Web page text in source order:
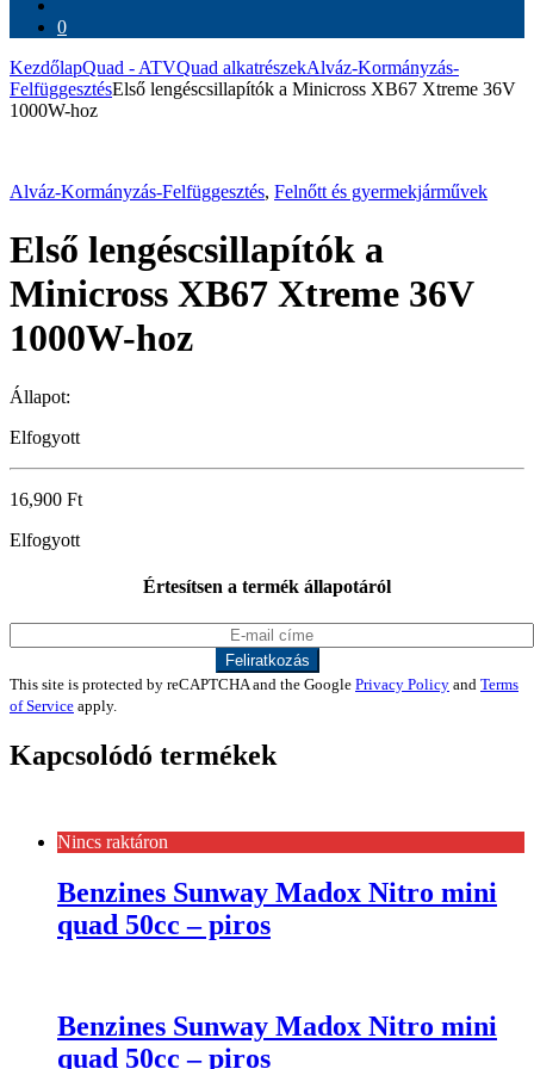
következőre:
0
KezdőlapQuad - ATVQuad alkatrészekAlváz-Kormányzás-
FelfüggesztésElső lengéscsillapítók a Minicross XB67 Xtreme 36V
1000W-hoz
Alváz-Kormányzás-Felfüggesztés, Felnőtt és gyermekjárművek
Első lengéscsillapítók a
Minicross XB67 Xtreme 36V
1000W-hoz
Állapot:
Elfogyott
16,900 Ft
Elfogyott
Értesítsen a termék állapotáról
This site is protected by reCAPTCHA and the Google Privacy Policy and Terms
of Service apply.
Kapcsolódó termékek
Nincs raktáron
Benzines Sunway Madox Nitro mini
quad 50cc – piros
Benzines Sunway Madox Nitro mini
quad 50cc – piros